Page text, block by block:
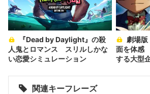
人鬼とロマンス スリルしかな
い恋愛シミュレーション
面を体感
する大型
関連キーフレーズ